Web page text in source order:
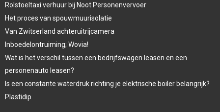
Rolstoeltaxi verhuur bij Noot Personenvervoer
Het proces van spouwmuurisolatie
Van Zwitserland achteruitrijcamera
Inboedelontruiming; Wovia!
Wat is het verschil tussen een bedrijfswagen leasen en een
personenauto leasen?
Is een constante waterdruk richting je elektrische boiler belangrijk?
Plastidip